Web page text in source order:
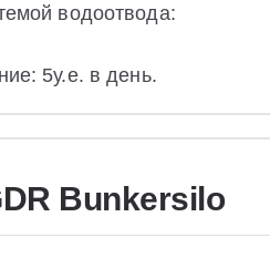
водоотвода:
5у.е. в день.
Bunkersilo